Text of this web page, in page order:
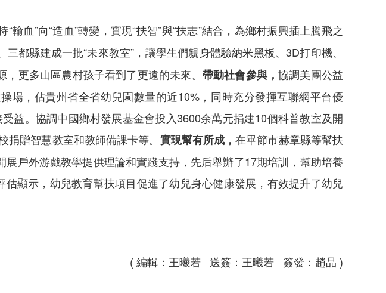
血”向“造血”轉變，實現“扶智”與“扶志”結合，為鄉村振興插上騰飛之
都縣建成一批“未來教室”，讓學生們親身體驗納米黑板、3D打印機、
更多山區農村孩子看到了更遠的未來。 帶動社會參與，協調美團公益
場，佔貴州省全省幼兒園數量的近10%，同時充分發揮互聯網平台優
益。協調中國鄉村發展基金會投入3600余萬元捐建10個科普教室及開
贈智慧教室和教師備課卡等。 實現幫有所成，在畢節市赫章縣等幫扶
戶外游戲教學提供理論和實踐支持，先后舉辦了17期培訓，幫助培養
顯示，幼兒教育幫扶項目促進了幼兒身心健康發展，有效提升了幼兒
( 編輯：王曦若 送簽：王曦若 簽發：趙品 )